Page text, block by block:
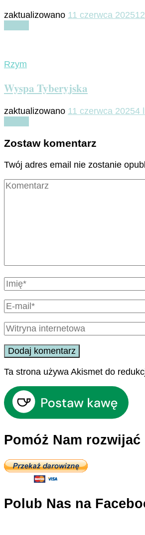
zaktualizowano 11 czerwca 2025
Rzym
Wyspa Tyberyjska
zaktualizowano 11 czerwca 20254
Zostaw komentarz
Twój adres email nie zostanie
Ta strona używa Akismet do
Pomóż Nam
Polub Nas na